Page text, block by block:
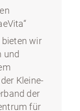
bieten wir
und
Kleine-
der
für